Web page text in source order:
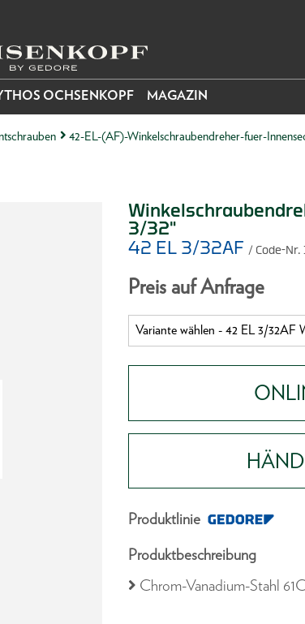
OCHSENKOPF MAGAZIN
42-EL-(AF)-Winkelschraubendreher-fuer-
3/32"
42 EL 3/32AF / Code-
Preis auf Anfrage
Produktlinie
Produktbeschreibung
Chrom-Vanadium-Stahl